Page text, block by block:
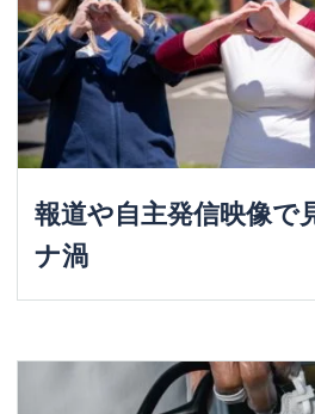
報道や自主発信映像で
ナ渦